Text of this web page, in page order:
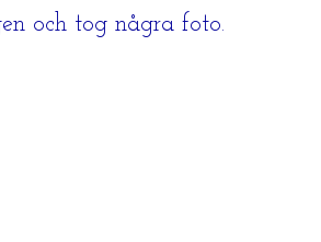
och tog några foto.